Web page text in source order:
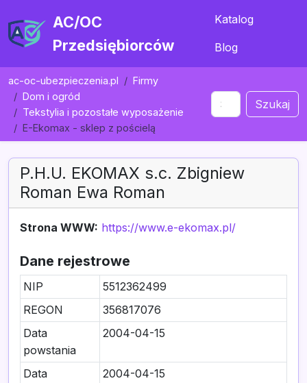
AC/OC
Przedsiębiorców
Katalog
Blog
ac-oc-ubezpieczenia.pl
Firmy
Dom i ogród
Tekstylia i pozostałe wyposażenie
E-Ekomax - sklep z pościelą
Szukaj
P.H.U. EKOMAX s.c. Zbigniew
Roman Ewa Roman
Strona WWW: https://www.e-ekomax.pl/
Dane rejestrowe
NIP
5512362499
REGON
356817076
Data
powstania
2004-04-15
Data
2004-04-15